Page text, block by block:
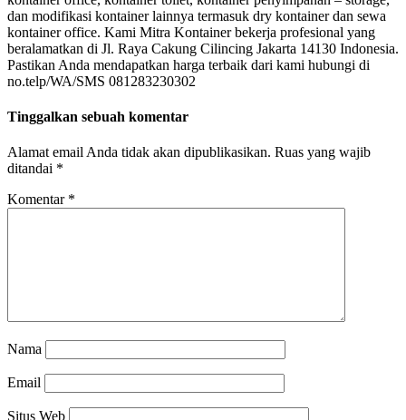
dan modifikasi kontainer lainnya termasuk dry kontainer dan sewa
kontainer office. Kami Mitra Kontainer bekerja profesional yang
beralamatkan di Jl. Raya Cakung Cilincing Jakarta 14130 Indonesia.
Pastikan Anda mendapatkan harga terbaik dari kami hubungi di
no.telp/WA/SMS 081283230302
Tinggalkan sebuah komentar
Alamat email Anda tidak akan dipublikasikan. Ruas yang wajib
ditandai *
Komentar *
Nama
Email
Situs Web